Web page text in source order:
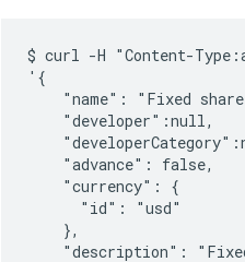
$ curl -H "Content-
'{
"name": "Fixed share
    "developer":null,
    "advance": false,
    "currency": {
      "id": "usd"
    },
"description":